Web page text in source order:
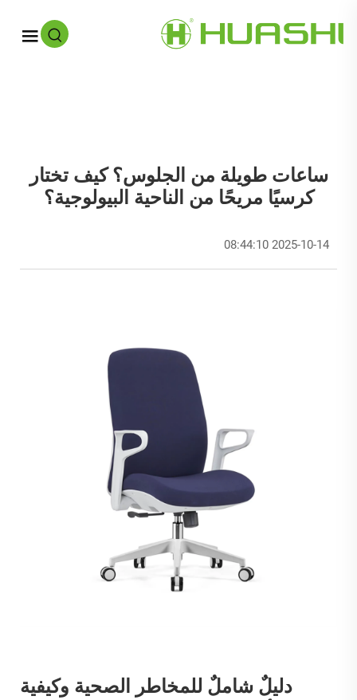
ساعات طويلة من الجلوس؟ كيف تختار
كرسيًا مريحًا من الناحية البيولوجية؟
2025-10-14 08:44:10
دليلٌ شاملٌ للمخاطر الصحية وكيفية